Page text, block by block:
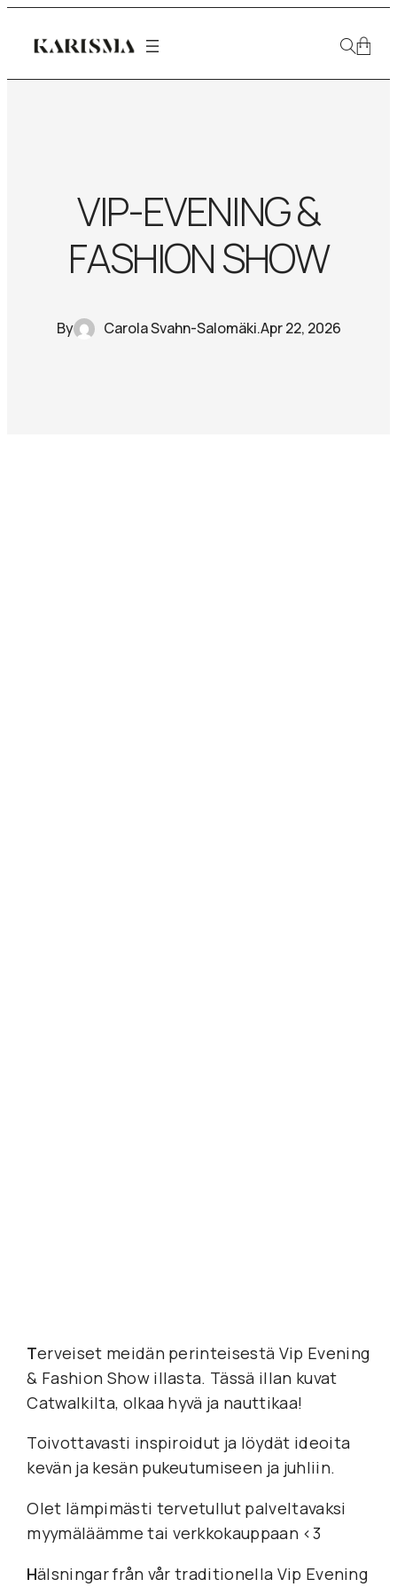
VIP-EVENING &
FASHION SHOW
By Carola Svahn-Salomäki.Apr 22, 2026
Terveiset meidän perinteisestä Vip Evening
& Fashion Show illasta. Tässä illan kuvat
Catwalkilta, olkaa hyvä ja nauttikaa!
Toivottavasti inspiroidut ja löydät ideoita
kevän ja kesän pukeutumiseen ja juhliin.
Olet lämpimästi tervetullut palveltavaksi
myymäläämme tai verkkokauppaan <3
Hälsningar från vår traditionella Vip Evening